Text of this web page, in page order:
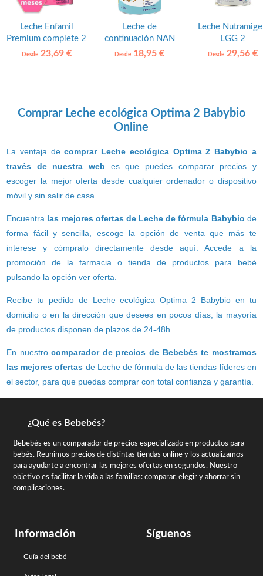
Leche Enfamil
Premium complete 2
Desde23,69 €
Leche de
continuación NAN
OPTIPRO 2 Nestlé
Desde 18,95 €
Leche
LGG 2
Desde29,56 €
Comprar Leche ecológica Optima 2 Babybio
Online
La ventaja decomprar Leche ecológica Optima 2 Babybio a
través de nuestra web es que puedes comparar precios y
escoger la mejor oferta desde cualquier ordenador o dispositivo
móvil y sin salir de casa.
Encuentra las mejores ofertas de Leche de fórmula Babybio de
forma fácil y sencilla, escoge la opción de venta que más te
interese y cómpralo directamente desde aquí. Accede a la
promoción de la farmacia o tienda de productos para bebé
pulsando la opción ver oferta.
Recibe tu pedido de Leche ecológica Optima 2 Babybio en tu
domicilio o en la dirección que desees en pocos días, la mayoría
de productos disponen de plazos de 24-48h.
En nuestrocomparador de precios de Bebebés te mostramos
las mejores ofertas de Leche de fórmula de las tiendas líderes en
el sector, para que puedas comprar con total confianza y garantía.
¿Qué es Bebebés?
Bebebés es un comparador de precios especializado en productos para
bebés. Reunimos precios de distintas tiendas online y los actualizamos
para ayudarte a encontrar las mejores ofertas en segundos. Nuestro
objetivo es facilitar la vida a las familias: comparar, elegir y ahorrar sin
complicaciones.
Información
Guía del bebé
Síguenos